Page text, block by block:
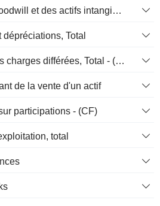
Dépréciation du goodwill et des actifs intangibles
Total
Amortissement des charges différées, Total - (CF)
de la vente d'un actif
participations - (CF)
total